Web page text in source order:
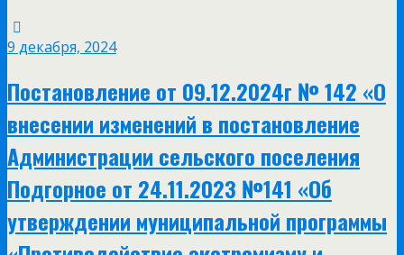
9 декабря, 2024
Постановление от 09.12.2024г № 142 «О
внесении изменений в постановление
Администрации сельского поселения
Подгорное от 24.11.2023 №141 «Об
утверждении муниципальной программы